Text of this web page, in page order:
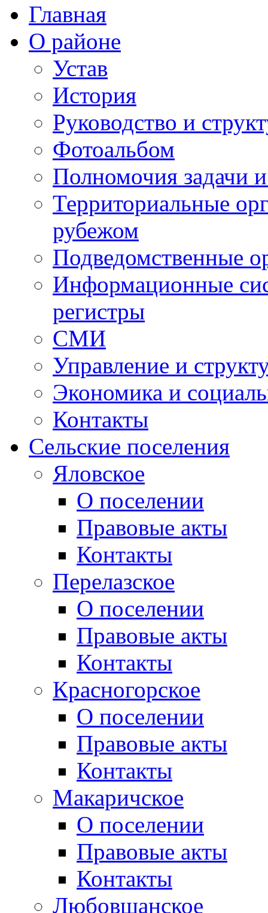
Главная
О районе
Устав
История
Руководство и
Фотоальбом
Полномочия задачи
Территориальные
рубежом
Подведомственные
Информационные
регистры
СМИ
Управление и
Экономика и
Контакты
Сельские поселения
Яловское
О поселении
Правовые акты
Контакты
Перелазское
О поселении
Правовые акты
Контакты
Красногорское
О поселении
Правовые акты
Контакты
Макаричское
О поселении
Правовые акты
Контакты
Любовшанское